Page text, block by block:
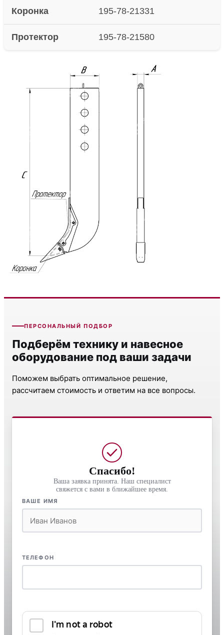
Коронка 195-78-21331
Протектор 195-78-21580
ПЕРСОНАЛЬНЫЙ ПОДБОР
Подберём технику и навесное
оборудование под ваши задачи
Поможем выбрать оптимальное решение,
рассчитаем стоимость и ответим на все вопросы.
Спасибо!
Ваша заявка принята. Наш специалист
свяжется с вами в ближайшее время.
ВАШЕ ИМЯ
ТЕЛЕФОН